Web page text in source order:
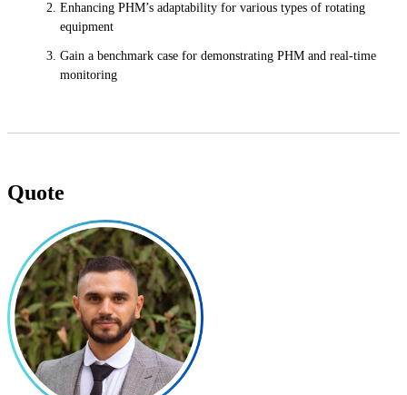
Enhancing PHM’s adaptability for various types of rotating
equipment
Gain a benchmark case for demonstrating PHM and real-time
monitoring
Quote